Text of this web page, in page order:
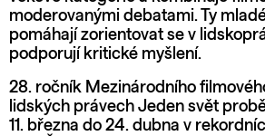
moderovanými debatami. Ty
pomáhají zorientovat se v
podporují kritické myšlení.
28. ročník Mezinárodního
lidských právech Jeden svět
11. března do 24. dubna v